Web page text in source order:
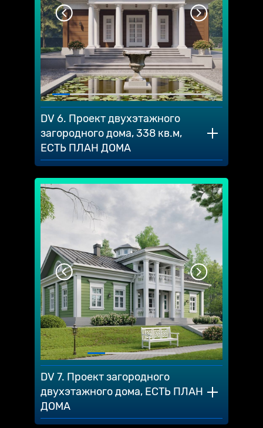
DV 6. Проект двухэтажного
загородного дома, 338 кв.м,
ЕСТЬ ПЛАН ДОМА
DV 7. Проект загородного
двухэтажного дома, ЕСТЬ ПЛАН
ДОМА